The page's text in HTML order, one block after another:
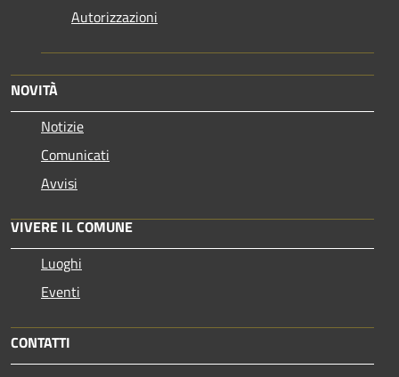
Autorizzazioni
NOVITÀ
Notizie
Comunicati
Avvisi
VIVERE IL COMUNE
Luoghi
Eventi
CONTATTI